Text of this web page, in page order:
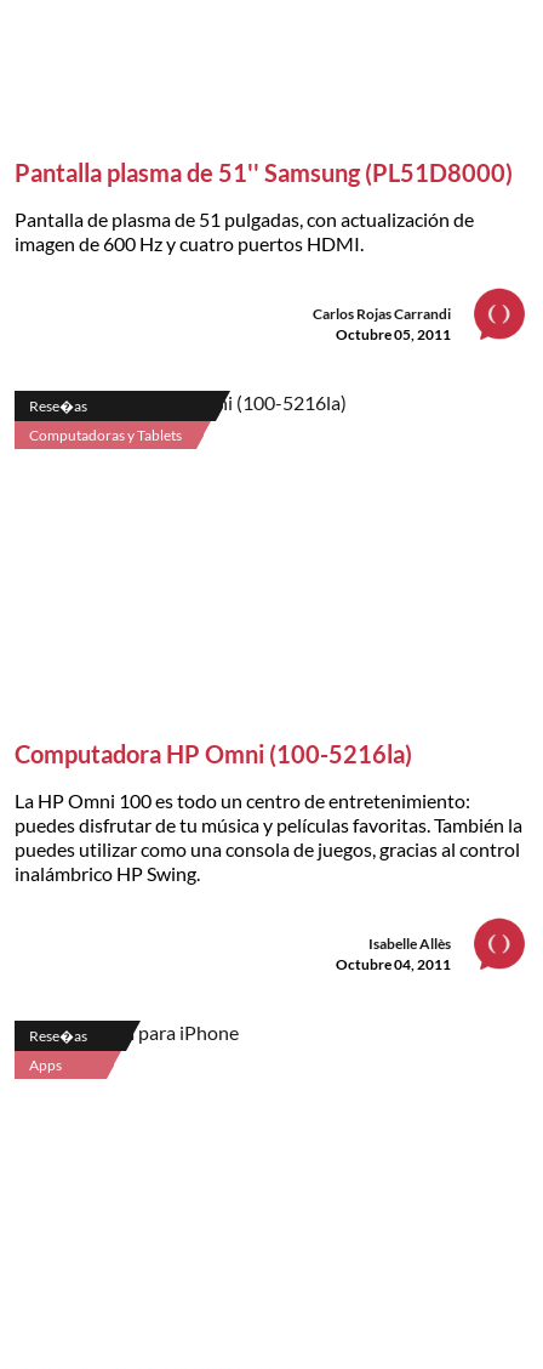
Pantalla plasma de 51'' Samsung (PL51D8000)
Pantalla de plasma de 51 pulgadas, con actualización de
imagen de 600 Hz y cuatro puertos HDMI.
Carlos Rojas Carrandi
Octubre 05, 2011
Rese�as
Computadoras y Tablets
Computadora HP Omni (100-5216la)
La HP Omni 100 es todo un centro de entretenimiento:
puedes disfrutar de tu música y películas favoritas. También la
puedes utilizar como una consola de juegos, gracias al control
inalámbrico HP Swing.
Isabelle Allès
Octubre 04, 2011
Rese�as
Apps